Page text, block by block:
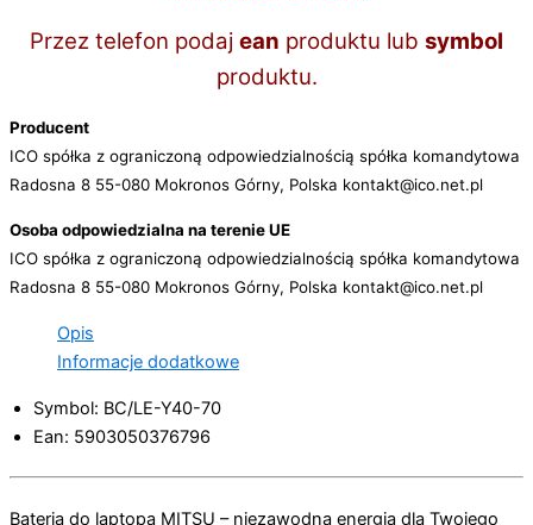
Przez telefon podaj ean produktu lub symbol
produktu.
Producent
ICO spółka z ograniczoną odpowiedzialnością spółka komandytowa
Radosna 8 55-080 Mokronos Górny, Polska kontakt@ico.net.pl
Osoba odpowiedzialna na terenie UE
ICO spółka z ograniczoną odpowiedzialnością spółka komandytowa
Radosna 8 55-080 Mokronos Górny, Polska kontakt@ico.net.pl
Opis
Informacje dodatkowe
Symbol: BC/LE-Y40-70
Ean: 5903050376796
Bateria do laptopa MITSU – niezawodna energia dla Twojego